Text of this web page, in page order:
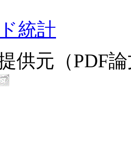
統計
供元（PDF